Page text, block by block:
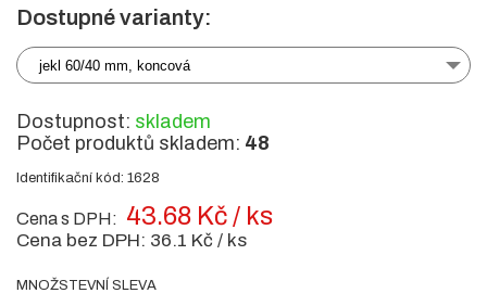
Dostupné varianty:
jekl 60/40 mm, koncová
Dostupnost: skladem
Počet produktů skladem: 48
Identifikační kód: 1628
Cena s DPH: 43.68 Kč / ks
Cena bez DPH: 36.1 Kč / ks
MNOŽSTEVNÍ SLEVA